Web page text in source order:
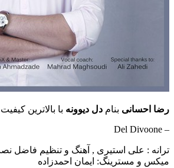
بنامدل دیوونهبا بالاترین کیفیت
استیری , آهنگ و تنظیم فاضل نصرت الدین
ایمان احمدزاده